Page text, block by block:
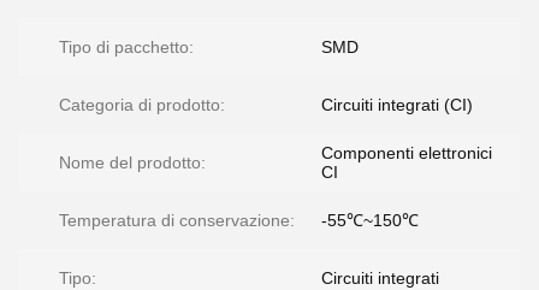
Tipo di pacchetto: SMD
Categoria di prodotto: Circuiti integrati (CI)
Nome del prodotto:
Componenti elettronici
CI
Temperatura di conservazione: -55℃~150℃
Tipo: Circuiti integrati